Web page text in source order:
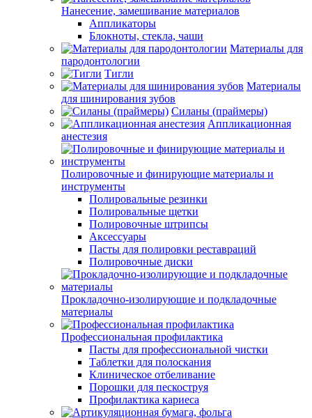
Нанесение, замешивание материалов
Аппликаторы
Блокноты, стекла, чаши
Материалы для
пародонтологии
Тигли
Материалы
для шинирования зубов
Силаны (праймеры)
Аппликационная
анестезия
Полировочные и финирующие материалы и
инструменты
Полировальные резинки
Полировальные щетки
Полировочные штрипсы
Аксессуары
Пасты для полировки реставраций
Полировочные диски
Прокладочно-изолирующие и подкладочные
материалы
Профессиональная профилактика
Пасты для профессиональной чистки
Таблетки для полоскания
Клиническое отбеливание
Порошки для пескоструя
Профилактика кариеса